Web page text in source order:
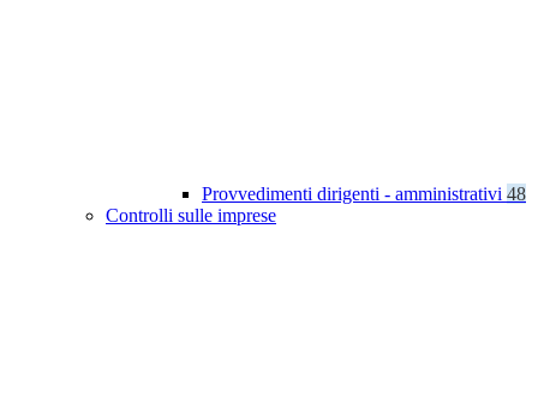
Provvedimenti dirigenti - amministrativi 48
Controlli sulle imprese